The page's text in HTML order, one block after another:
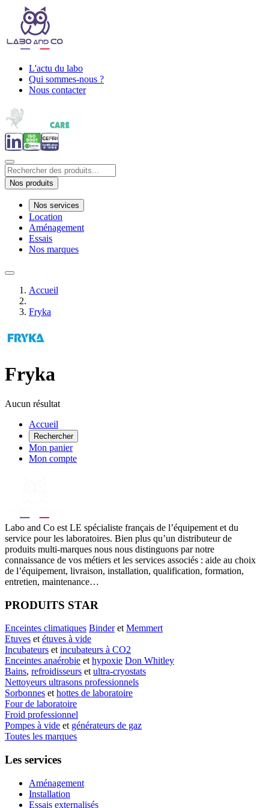
L'actu du labo
Qui sommes-nous ?
Nous contacter
Nos produits
Nos services
Location
Aménagement
Essais
Nos marques
Accueil
Fryka
Fryka
Aucun résultat
Accueil
Rechercher
Mon panier
Mon compte
Labo and Co est LE spécialiste français de l’équipement et du
service pour les laboratoires. Bien plus qu’un distributeur de
produits multi-marques nous nous distinguons par notre
connaissance de vos métiers et les services associés : aide au choix
de l’équipement, livraison, installation, qualification, formation,
entretien, maintenance…
PRODUITS STAR
Enceintes climatiques Binderet Memmert
Etuves et étuves à vide
Incubateurs et incubateurs à CO2
Enceintes anaérobie et hypoxie Don Whitley
Bains, refroidisseurs et ultra-cryostats
Nettoyeurs ultrasons professionnels
Sorbonnes et hottes de laboratoire
Four de laboratoire
Froid professionnel
Pompes à vide et générateurs de gaz
Toutes les marques
Les services
Aménagement
Installation
Essais externalisés